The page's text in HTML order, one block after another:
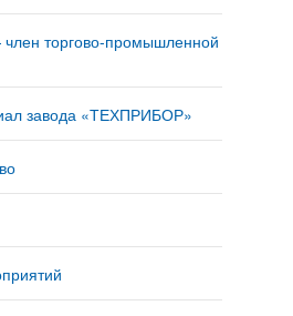
торгово-промышленной
завода «ТЕХПРИБОР»